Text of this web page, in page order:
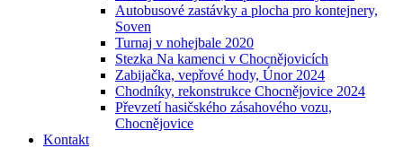
Autobusové zastávky a plocha pro kontejnery,
Soven
Turnaj v nohejbale 2020
Stezka Na kamenci v Chocnějovicích
Zabijačka, vepřové hody, Únor 2024
Chodníky, rekonstrukce Chocnějovice 2024
Převzetí hasičského zásahového vozu,
Chocnějovice
Kontakt